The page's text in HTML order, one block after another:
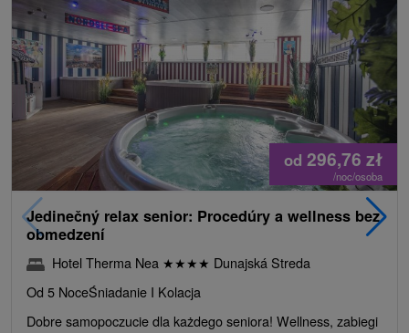
od 296,76 zł
/noc/osoba
Jedinečný relax senior: Procedúry a wellness bez
obmedzení
Hotel Therma Nea ★★★★ Dunajská Streda
Od 5 NoceŚniadanie I Kolacja
Dobre samopoczucie dla każdego seniora! Wellness, zabiegi